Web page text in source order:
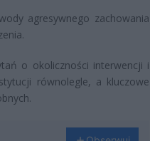
agresywnego zachowania
o okoliczności interwencji i
równolegle, a kluczowe